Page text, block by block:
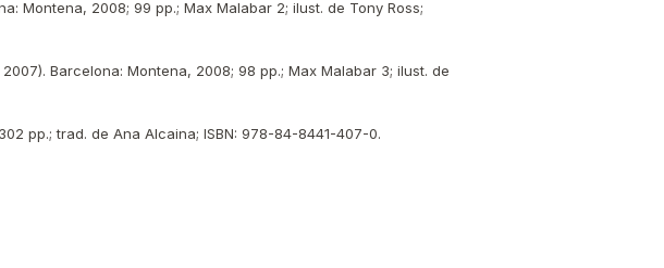
Montena, 2008; 99 pp.; Max Malabar 2; ilust. de Tony Ross;
Barcelona: Montena, 2008; 98 pp.; Max Malabar 3; ilust. de
pp.; trad. de Ana Alcaina; ISBN: 978-84-8441-407-0.